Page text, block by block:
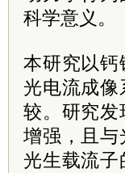
科学意义。
本研究以
光电流成
较。研究
增强，且
光生载流